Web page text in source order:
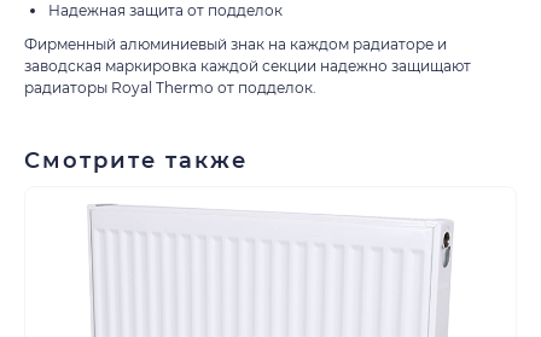
Надежная защита от подделок
Фирменный алюминиевый знак на каждом радиаторе и
заводская маркировка каждой секции надежно защищают
радиаторы Royal Thermo от подделок.
Смотрите также
+7 (8552) 78-33-11